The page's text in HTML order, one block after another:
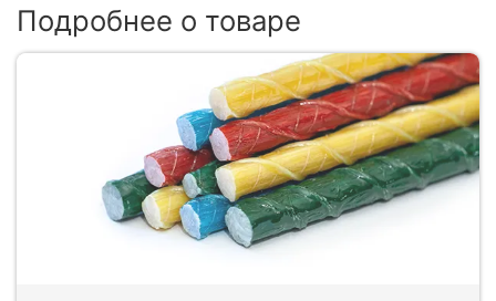
Подробнее о товаре